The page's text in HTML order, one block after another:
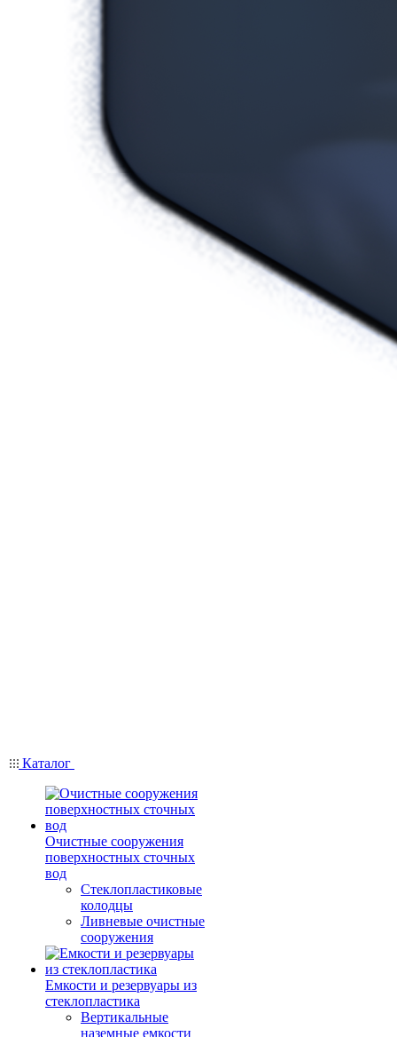
Каталог
Очистные сооружения
поверхностных сточных
вод
Стеклопластиковые
колодцы
Ливневые очистные
сооружения
Емкости и резервуары из
стеклопластика
Вертикальные
наземные емкости